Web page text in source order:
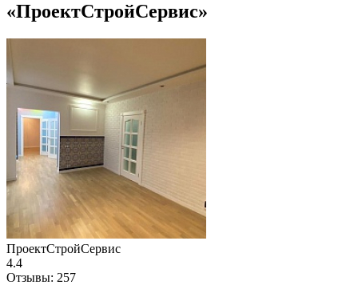
«ПроектСтройСервис»
ПроектСтройСервис
4.4
Отзывы: 257